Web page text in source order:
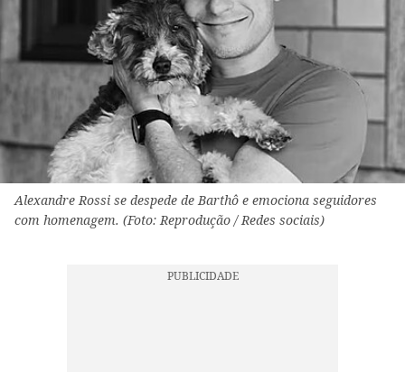
Alexandre Rossi se despede de Barthô e emociona seguidores
com homenagem. (Foto: Reprodução / Redes sociais)